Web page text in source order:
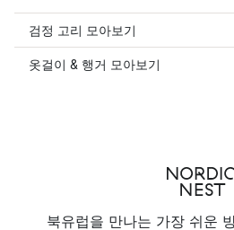
검정 고리 모아보기
옷걸이 & 행거 모아보기
북유럽을 만나는 가장 쉬운